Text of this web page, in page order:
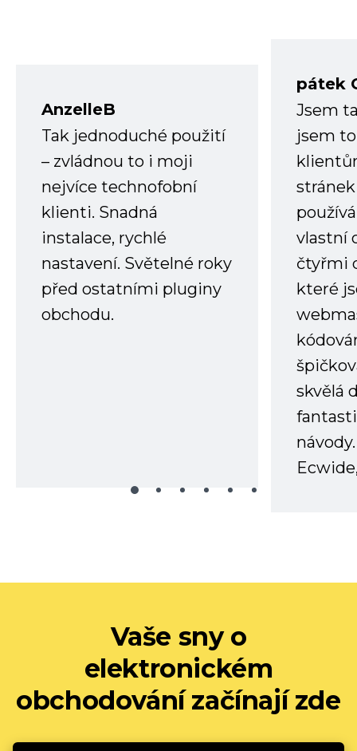
AnzelleB
Tak jednoduché použití
– zvládnou to i moji
nejvíce technofobní
klienti. Snadná
instalace, rychlé
nastavení. Světelné roky
před ostatními pluginy
obchodu.
pátek
Jsem
jsem
vlastní
čtyřmi
které
skvělá
Vaše sny o
elektronickém
obchodování začínají zde